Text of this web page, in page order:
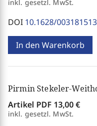
inkl. gesetzl. MwSt.
DOI 10.1628/
In den Warenkorb
Pirmin Stekeler-
Artikel PDF 13,00 €
inkl. gesetzl. MwSt.